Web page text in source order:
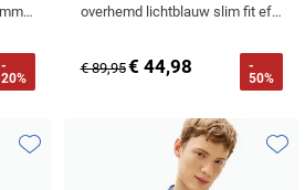
Overhemd donkerblauw Tommy hilfiger big & tall button down boord
-
20%
overhemd lichtblauw slim fit effen
€ 89,95€ 44,98
-
50%
Toevoegen aan favorieten